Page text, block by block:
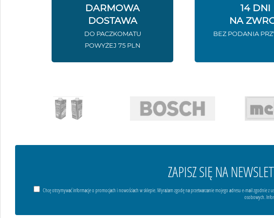
DARMOWA
DOSTAWA
DO PACZKOMATU
POWYŻEJ 75 PLN
14 DNI
NA
BEZ PODANIA
ZAPISZ SIĘ NA
Chcę otrzymywać informacje o promocjach i nowościach w sklepie. Wyrażam zgodę na przetwarzanie mojego adresu e-mail
osobowych.